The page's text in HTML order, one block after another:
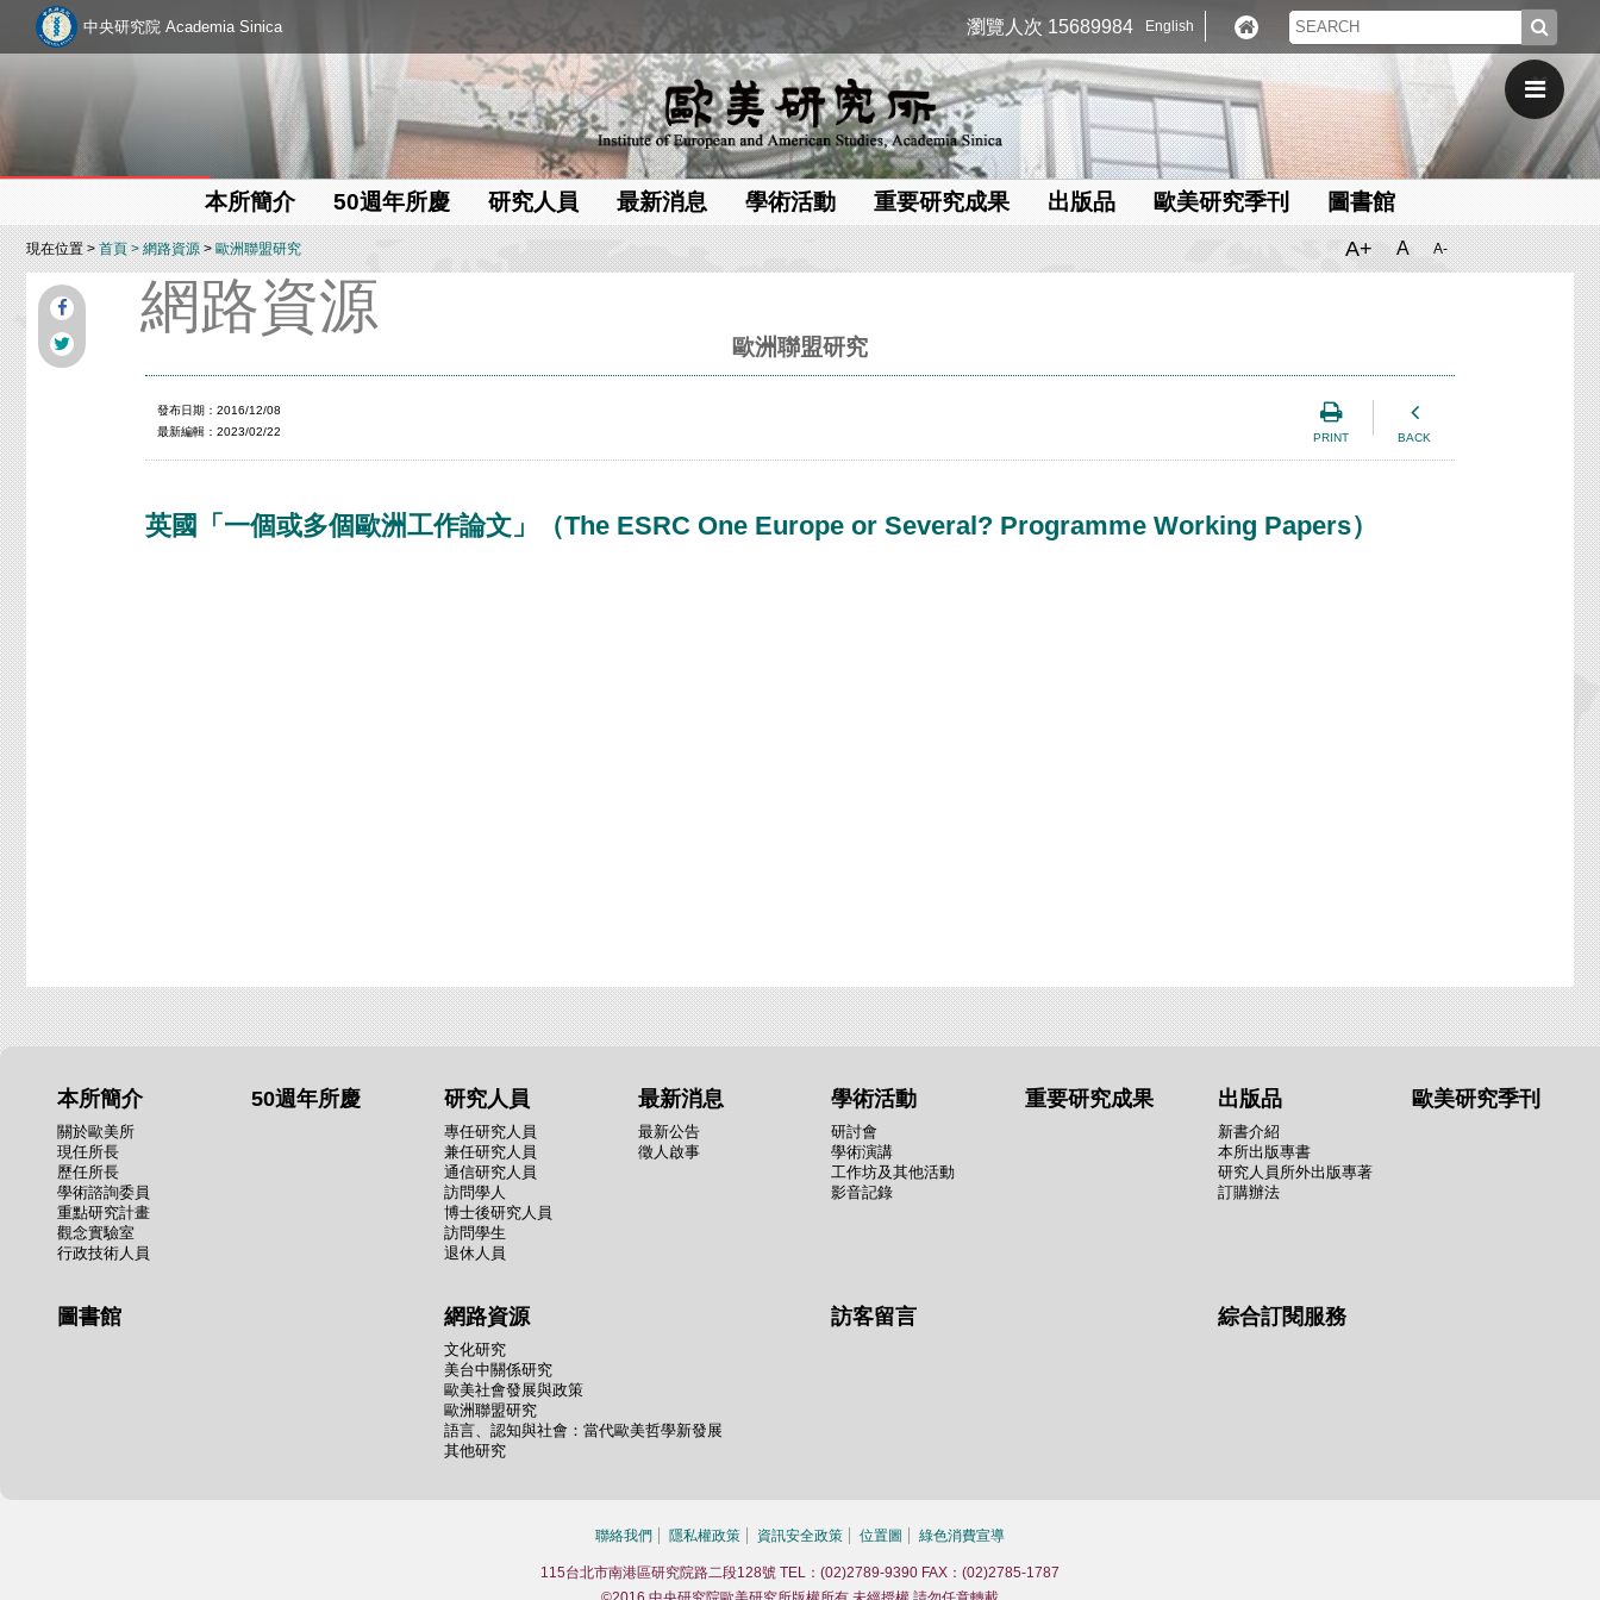
中央研究院 Academia Sinica 瀏覽人次 15689984 English
本所簡介 50週年所慶 研究人員 最新消息 學術活動 重要研究成果 出版品 歐美研究季刊 圖書館
現在位置 >首頁 >網路資源>歐洲聯盟研究 A+ A A-
網路資源
歐洲聯盟研究
PRINT BACK
發布日期：2016/12/08
最新編輯：2023/02/22
英國「一個或多個歐洲工作論文」（The ESRC One Europe or Several? Programme Working Papers）
本所簡介
關於歐美所
現任所長
歷任所長
學術諮詢委員
重點研究計畫
觀念實驗室
行政技術人員
50週年所慶 研究人員
專任研究人員
兼任研究人員
通信研究人員
訪問學人
博士後研究人員
訪問學生
退休人員
最新消息
最新公告
徵人啟事
學術活動
研討會
學術演講
工作坊及其他活動
影音記錄
重要研究成果 出版品
新書介紹
本所出版專書
研究人員所外出版專著
訂購辦法
歐美研究季刊
圖書館 網路資源
文化研究
美台中關係研究
歐美社會發展與政策
歐洲聯盟研究
語言、認知與社會：當代歐美哲學新發展
其他研究
訪客留言 綜合訂閱服務
聯絡我們 隱私權政策 資訊安全政策 位置圖 綠色消費宣導
115台北市南港區研究院路二段128號 TEL：(02)2789-9390 FAX：(02)2785-1787